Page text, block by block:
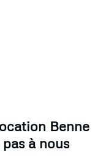
Benne
à nous